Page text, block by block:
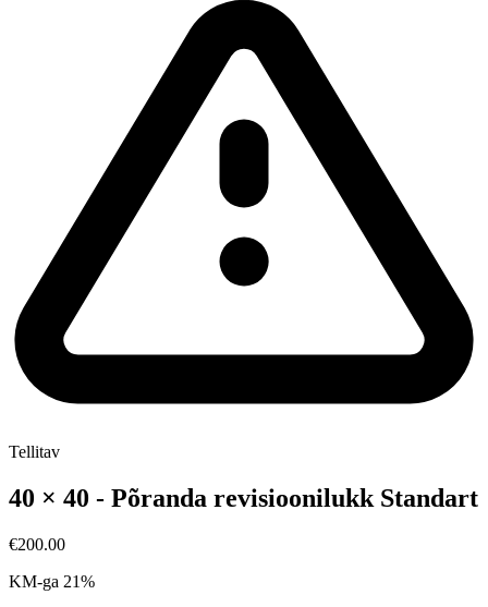
Tellitav
40 × 40 - Põranda revisioonilukk Standart
€200.00
KM-ga 21%